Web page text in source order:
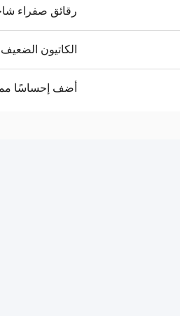
رقائق صفراء
الكاتيون الضعيف
أضف إحساسًا